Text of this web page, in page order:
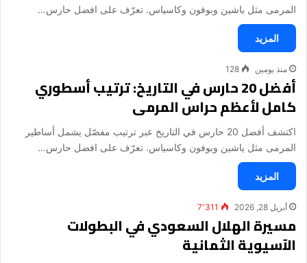
المرمى مثل ياشين وبوفون وكاسياس. تعرّف على افضل حارس…
المزيد
منذ يومين 128
أفضل 20 حارس في التاريخ: ترتيب أسطوري
كامل لأعظم حراس المرمى
اكتشف أفضل 20 حارس في التاريخ عبر ترتيب مفصّل يشمل أساطير
المرمى مثل ياشين وبوفون وكاسياس. تعرّف على افضل حارس…
المزيد
أبريل 28, 2026 7٬311
مسيرة الهلال السعودي في البطولات
الآسيوية الثمانية